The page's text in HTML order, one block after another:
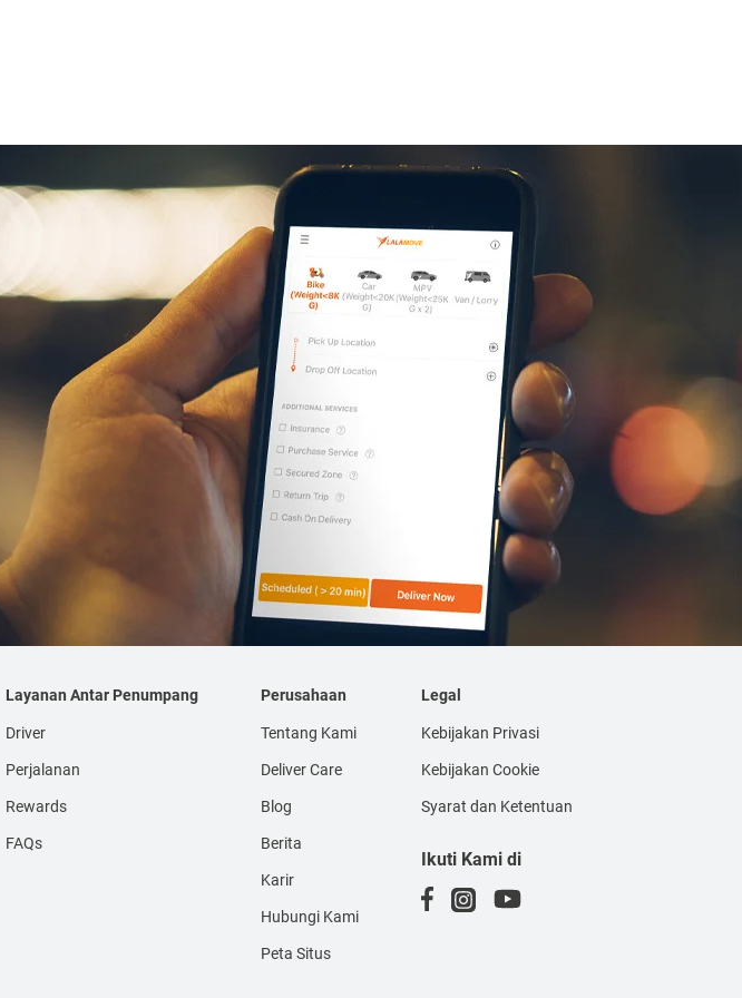
Layanan Antar Penumpang
Driver
Perjalanan
Rewards
FAQs
Perusahaan
Tentang Kami
Deliver Care
Blog
Berita
Karir
Hubungi Kami
Peta Situs
Legal
Kebijakan Privasi
Kebijakan Cookie
Syarat dan Ketentuan
Ikuti Kami di